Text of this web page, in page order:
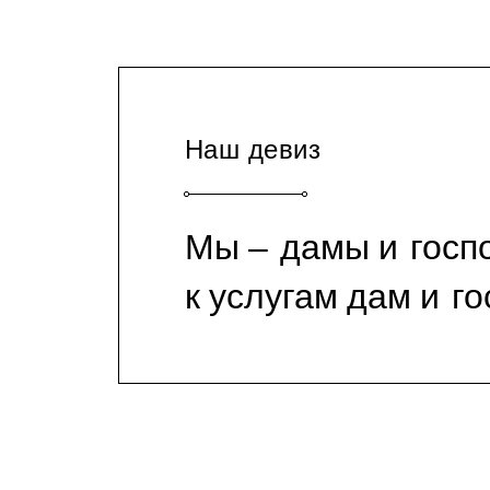
Наш девиз
Мы ‒ дамы и
к услугам дам и